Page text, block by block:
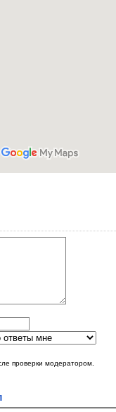
проверки модератором.